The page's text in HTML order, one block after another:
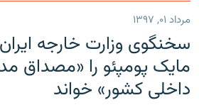
مرداد ۰۱, ۱۳۹۷
سخنگوی وزارت خارجه
مایک پومپئو را «مصداق
داخلی کشور» خواند